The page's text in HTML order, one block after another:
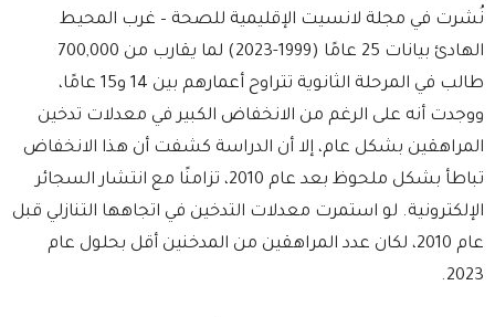
نُشرت في مجلة لانسيت الإقليمية للصحة – غرب المحيط
الهادئ بيانات 25 عامًا (1999-2023) لما يقارب من 700,000
طالب في المرحلة الثانوية تتراوح أعمارهم بين 14 و15 عامًا،
ووجدت أنه على الرغم من الانخفاض الكبير في معدلات تدخين
المراهقين بشكل عام، إلا أن الدراسة كشفت أن هذا الانخفاض
تباطأ بشكل ملحوظ بعد عام 2010، تزامنًا مع انتشار السجائر
الإلكترونية. لو استمرت معدلات التدخين في اتجاهها التنازلي قبل
عام 2010، لكان عدد المراهقين من المدخنين أقل بحلول عام
2023.